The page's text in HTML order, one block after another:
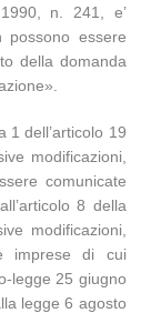
n. 241, e’
possono essere
della domanda
1 dell’articolo 19
modificazioni,
comunicate
8 della
modificazioni,
imprese di cui
legge 25 giugno
legge 6 agosto